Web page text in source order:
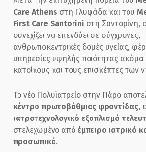
Care Athens στη Γλυφάδα και του
First Care Santorini στη Σαντορίνη,
συνεχίζει να επενδύει σε σύγχρονες,
ανθρωποκεντρικές δομές υγείας,
υπηρεσίες υψηλής ποιότητας ακόμα
κατοίκους και τους επισκέπτες των
Το νέο Πολυϊατρείο στην Πάρο
κέντρο πρωτοβάθμιας φροντίδας,
ιατροτεχνολογικό εξοπλισμό
στελεχωμένο από έμπειρο ιατρικό
προσωπικό.